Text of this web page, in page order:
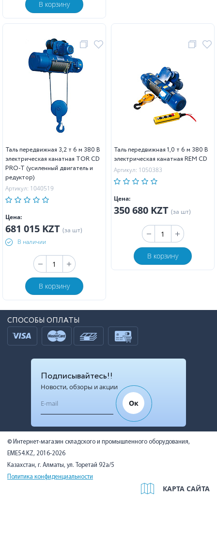
В корзину
Таль передвижная 3,2 т 6 м 380 В
электрическая канатная TOR CD
PRO-T (усиленный двигатель и
редуктор)
Артикул: 1040519
Цена:
681 015 KZT (за шт)
В наличии
В корзину
Таль передвижная 1,0 т 6 м 380 В
электрическая канатная REM CD
Артикул: 1050383
Цена:
350 680 KZT (за шт)
В корзину
СПОСОБЫ ОПЛАТЫ
Подписывайтесь!!
Новости, обзоры и акции
Ок
© Интернет-магазин складского и промышленного оборудования,
EME54.KZ, 2016-2026
Казахстан, г. Алматы, ул. Торетай 92а/5
Политика конфиденциальности
КАРТА САЙТА